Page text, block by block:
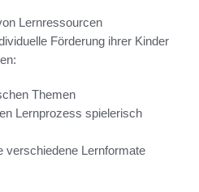
Lernressourcen
Förderung ihrer Kinder
Themen
Lernprozess spielerisch
verschiedene Lernformate